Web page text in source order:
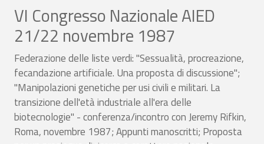
VI Congresso Nazionale AIED
21/22 novembre 1987
Federazione delle liste verdi: "Sessualità, procreazione,
fecandazione artificiale. Una proposta di discussione";
"Manipolazioni genetiche per usi civili e militari. La
transizione dell'età industriale all'era delle
biotecnologie" - conferenza/incontro con Jeremy Rifkin,
Roma, novembre 1987; Appunti manoscritti; Proposta